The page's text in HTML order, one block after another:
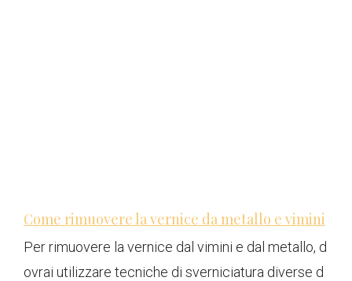
Come rimuovere la vernice da metallo e vimini
Per rimuovere la vernice dal vimini e dal metallo, d
ovrai utilizzare tecniche di sverniciatura diverse d